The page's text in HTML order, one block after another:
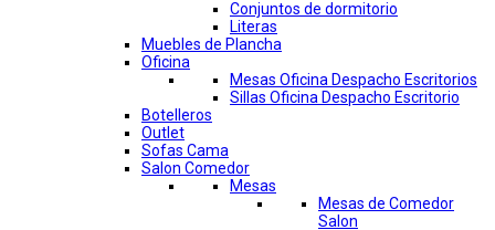
Conjuntos de dormitorio
Literas
Muebles de Plancha
Oficina
Mesas Oficina Despacho Escritorios
Sillas Oficina Despacho Escritorio
Botelleros
Outlet
Sofas Cama
Salon Comedor
Mesas
Mesas de Comedor
Salon